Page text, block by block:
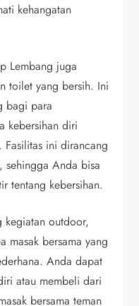
kehangatan
Lembang juga
toilet yang bersih. Ini
bagi para
kebersihan diri
ini dirancang
sehingga Anda bisa
tentang kebersihan.
kegiatan outdoor,
masak bersama yang
Anda dapat
atau membeli dari
bersama teman